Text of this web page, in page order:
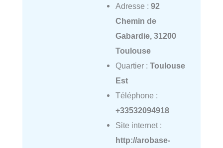
Adresse : 92
Chemin de
Gabardie, 31200
Toulouse
Quartier : Toulouse
Est
Téléphone :
+33532094918
Site internet :
http://arobase-